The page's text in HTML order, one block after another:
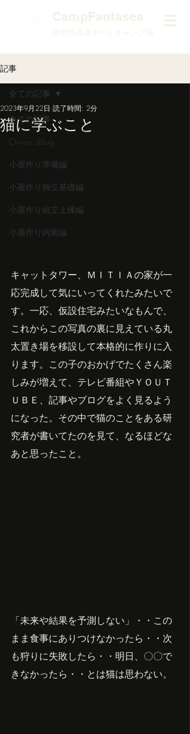
​CampFantasea
南伊豆高原オートキャンプ場
記事
全ての記事
Owner'sBlog
小屋作り準備編
小屋作り独立基礎編
小屋作り組立上棟編
小屋作り内装編
全ての記事
猫に学ぶこと
2023年9月22日 読了時間: 2分
キャットタワー、ＭＩＴＩＡの家が一
応完成して気にいってくれたみたいで
す。一応、仮設住宅みたいなもんで、
これからこの写真の裏に見えている丸
太置き場を移設して本格的に作りに入
ります。この子のおかげでたくさん楽
しみが増えて、テレビ番組やＹＯＵＴ
ＵＢＥ、記事やブログをよく見るよう
になった。その中で猫のことをある研
究者が書いてたのを見て、なるほどな
あと思ったこと。
「未来や結果を予測しない」・・この
まま食事にありつけなかったら・・次
も狩りに失敗したら・・明日、〇〇で
きなかったら・・とは猫は思わない。